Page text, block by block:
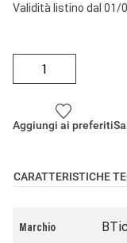
Validità listino dal 01/
Aggiungi ai preferiti
CARATTERISTICHE
Marchio